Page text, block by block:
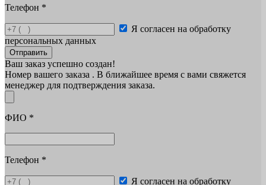
Телефон *
Я согласен на обработку
персональных данных
Отправить
Ваш заказ успешно создан!
Номер вашего заказа . В ближайшее время с вами свяжется
менеджер для подтверждения заказа.
ФИО *
Телефон *
Я согласен на обработку